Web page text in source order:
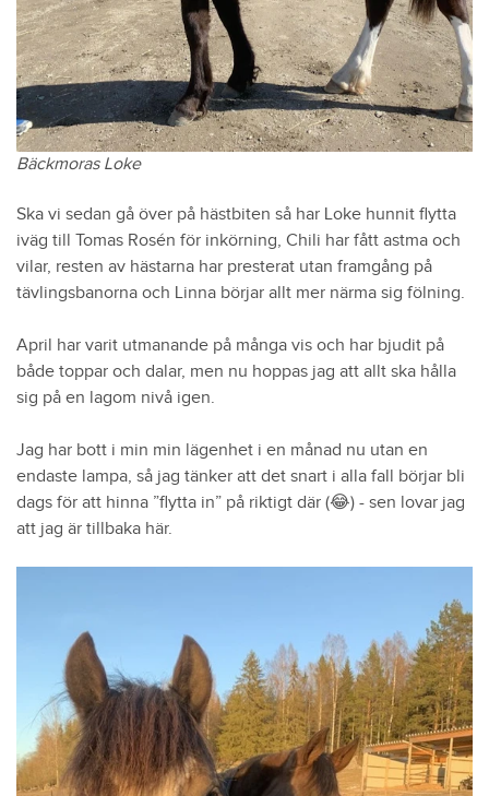
Bäckmoras Loke
Ska vi sedan gå över på hästbiten så har Loke hunnit flytta
iväg till Tomas Rosén för inkörning, Chili har fått astma och
vilar, resten av hästarna har presterat utan framgång på
tävlingsbanorna och Linna börjar allt mer närma sig fölning.
April har varit utmanande på många vis och har bjudit på
både toppar och dalar, men nu hoppas jag att allt ska hålla
sig på en lagom nivå igen.
Jag har bott i min min lägenhet i en månad nu utan en
endaste lampa, så jag tänker att det snart i alla fall börjar bli
dags för att hinna ”flytta in” på riktigt där (😂) - sen lovar jag
att jag är tillbaka här.